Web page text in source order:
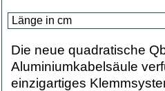
Die neue quadratische
Aluminiumkabelsäule
einzigartiges